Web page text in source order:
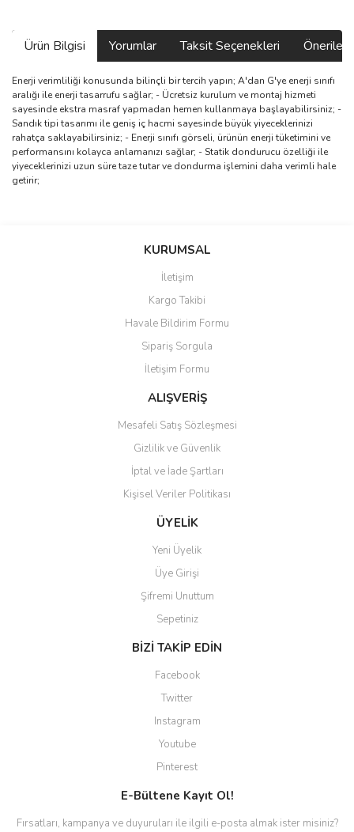
Ürün Bilgisi Yorumlar Taksit Seçenekleri
Enerji verimliliği konusunda bilinçli bir tercih yapın; A'dan G'ye enerji sınıfı
aralığı ile enerji tasarrufu sağlar; - Ücretsiz kurulum ve montaj hizmeti
sayesinde ekstra masraf yapmadan hemen kullanmaya başlayabilirsiniz; -
Sandık tipi tasarımı ile geniş iç hacmi sayesinde büyük yiyeceklerinizi
rahatça saklayabilirsiniz; - Enerji sınıfı görseli, ürünün enerji tüketimini ve
performansını kolayca anlamanızı sağlar; - Statik dondurucu özelliği ile
yiyeceklerinizi uzun süre taze tutar ve dondurma işlemini daha verimli hale
getirir;
Bu ürüne ilk yorumu siz yapın!
Ürün resmi kalitesiz, bozuk veya görüntülenemiyor.
Ürün açıklamasında eksik bilgiler bulunuyor.
Ürün bilgilerinde hatalar bulunuyor.
Ürün fiyatı diğer sitelerden daha pahalı.
Bu ürüne benzer farklı alternatifler olmalı.
Gönder
KURUMSAL
İletişim
Kargo Takibi
Havale Bildirim Formu
Sipariş Sorgula
İletişim Formu
ALIŞVERİŞ
Mesafeli Satış Sözleşmesi
Gizlilik ve Güvenlik
İptal ve İade Şartları
Kişisel Veriler Politikası
ÜYELİK
Yeni Üyelik
Üye Girişi
Şifremi Unuttum
Sepetiniz
BİZİ TAKİP EDİN
Facebook
Twitter
Instagram
Youtube
Pinterest
E-Bültene Kayıt Ol!
Fırsatları, kampanya ve duyuruları ile ilgili e-posta almak ister misiniz?